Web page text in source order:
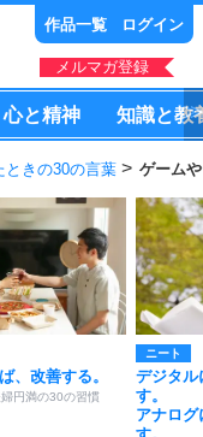
作品一覧 ログイン
メルマガ登録
心と精神 知識と教
ときの30の言葉 ゲーム
、改善する。
円満の30の習慣
ニート
デジタル
す。
アナログ